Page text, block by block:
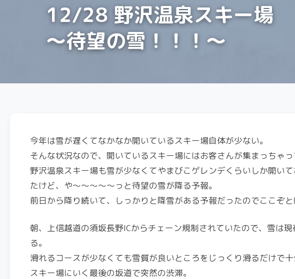
12/28 野沢温泉スキー場
～待望の雪！！！～
今年は雪が遅くてなかなか開いているスキー場自体が少ない。
そんな状況なので、開いているスキー場にはお客さんが集まっちゃっ
野沢温泉スキー場も雪が少なくてやまびこゲレンデくらいしか開い
たけど、や〜〜〜〜〜っと待望の雪が降る予報。
前日から降り続いて、しっかりと降雪がある予報だったのでここぞ
朝、上信越道の須坂長野ICからチェーン規制されていたので、雪は
る。
滑れるコースが少なくても雪質が良いところをじっくり滑るだけで十
スキー場にいく最後の坂道で突然の渋滞。